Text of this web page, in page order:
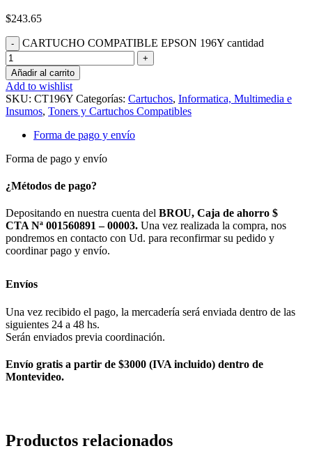
$243.65
CARTUCHO COMPATIBLE EPSON 196Y cantidad
Añadir al carrito
Add to wishlist
SKU: CT196Y Categorías: Cartuchos, Informatica, Multimedia e
Insumos, Toners y Cartuchos Compatibles
Forma de pago y envío
Forma de pago y envío
¿Métodos de pago?
Depositando en nuestra cuenta del BROU, Caja de ahorro $
CTA Nª 001560891 – 00003. Una vez realizada la compra, nos
pondremos en contacto con Ud. para reconfirmar su pedido y
coordinar pago y envío.
Envíos
Una vez recibido el pago, la mercadería será enviada dentro de las
siguientes 24 a 48 hs.
Serán enviados previa coordinación.
Envío gratis a partir de $3000 (IVA incluido) dentro de
Montevideo.
Productos relacionados